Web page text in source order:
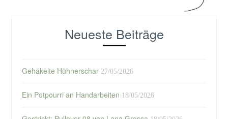
Neueste Beiträge
Gehäkelte Hühnerschar 27/05/2026
Ein Potpourri an Handarbeiten 18/05/2026